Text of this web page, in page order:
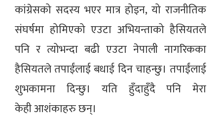
कांग्रेसको सदस्य भएर मात्र होइन, यो राजनीतिक
संघर्षमा होमिएको एउटा अभियन्ताको हैसियतले
पनि र त्योभन्दा बढी एउटा नेपाली नागरिकका
हैसियतले तपाईंलाई बधाई दिन चाहन्छु। तपाईंलाई
शुभकामना दिन्छु। यति हुँदाहुँदै पनि मेरा
केही आशंकाहरु छन्।